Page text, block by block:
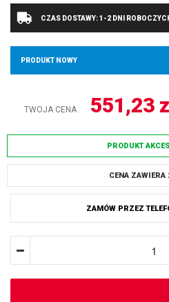
CZAS DOSTAWY: 1-2 DNI
PRODUKT NOWY
TWOJA CENA 551,23
PRODUKT
CENA ZAWIERA
ZAMÓW PRZEZ